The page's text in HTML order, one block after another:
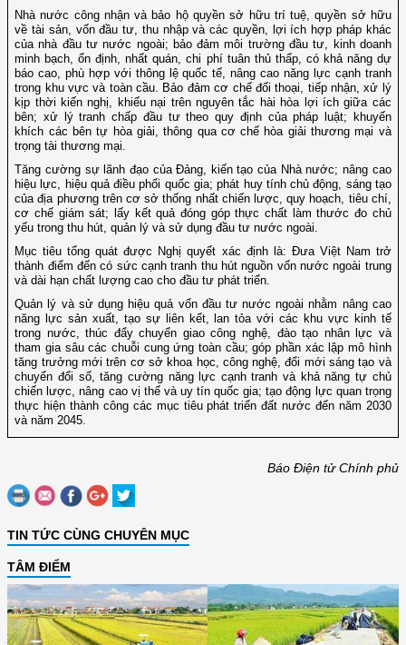
Nhà nước công nhận và bảo hộ quyền sở hữu trí tuệ, quyền sở hữu
về tài sản, vốn đầu tư, thu nhập và các quyền, lợi ích hợp pháp khác
của nhà đầu tư nước ngoài; bảo đảm môi trường đầu tư, kinh doanh
minh bạch, ổn định, nhất quán, chi phí tuân thủ thấp, có khả năng dự
báo cao, phù hợp với thông lệ quốc tế, nâng cao năng lực cạnh tranh
trong khu vực và toàn cầu. Bảo đảm cơ chế đối thoại, tiếp nhận, xử lý
kịp thời kiến nghị, khiếu nại trên nguyên tắc hài hòa lợi ích giữa các
bên; xử lý tranh chấp đầu tư theo quy định của pháp luật; khuyến
khích các bên tự hòa giải, thông qua cơ chế hòa giải thương mại và
trọng tài thương mại.
Tăng cường sự lãnh đạo của Đảng, kiến tạo của Nhà nước; nâng cao
hiệu lực, hiệu quả điều phối quốc gia; phát huy tính chủ động, sáng tạo
của địa phương trên cơ sở thống nhất chiến lược, quy hoạch, tiêu chí,
cơ chế giám sát; lấy kết quả đóng góp thực chất làm thước đo chủ
yếu trong thu hút, quản lý và sử dụng đầu tư nước ngoài.
Mục tiêu tổng quát được Nghị quyết xác định là: Đưa Việt Nam trở
thành điểm đến có sức cạnh tranh thu hút nguồn vốn nước ngoài trung
và dài hạn chất lượng cao cho đầu tư phát triển.
Quản lý và sử dụng hiệu quả vốn đầu tư nước ngoài nhằm nâng cao
năng lực sản xuất, tạo sự liên kết, lan tỏa với các khu vực kinh tế
trong nước, thúc đẩy chuyển giao công nghệ, đào tạo nhân lực và
tham gia sâu các chuỗi cung ứng toàn cầu; góp phần xác lập mô hình
tăng trưởng mới trên cơ sở khoa học, công nghệ, đổi mới sáng tạo và
chuyển đổi số, tăng cường năng lực cạnh tranh và khả năng tự chủ
chiến lược, nâng cao vị thế và uy tín quốc gia; tạo động lực quan trọng
thực hiện thành công các mục tiêu phát triển đất nước đến năm 2030
và năm 2045.
Báo Điện tử Chính phủ
TIN TỨC CÙNG CHUYÊN MỤC
TÂM ĐIỂM